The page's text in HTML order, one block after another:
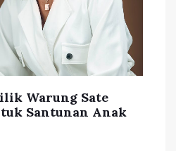
Warung Sate
Santunan Anak